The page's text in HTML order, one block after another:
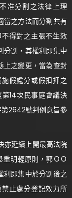
准分割之法律上理
當之方法而分割共有
得對之主張不生效
分割，其權利即集中
上之變更，當為查封
假處分或假扣押之
14次民事庭會議決
2642號判例意旨參
亦延續上開最高法院
明輕原則，郭ＯＯ
利即集中於分割後之
止處分登記效力所